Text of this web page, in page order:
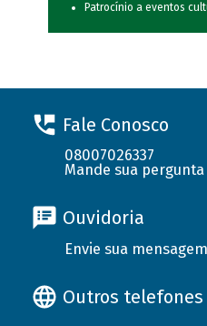
Patrocínio a eventos
Fale Conosco
08007026337
Mande sua pergunta
Ouvidoria
Envie sua mensagem
Outros telefones